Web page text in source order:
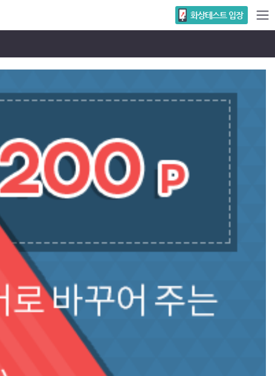
화상테스트 입장